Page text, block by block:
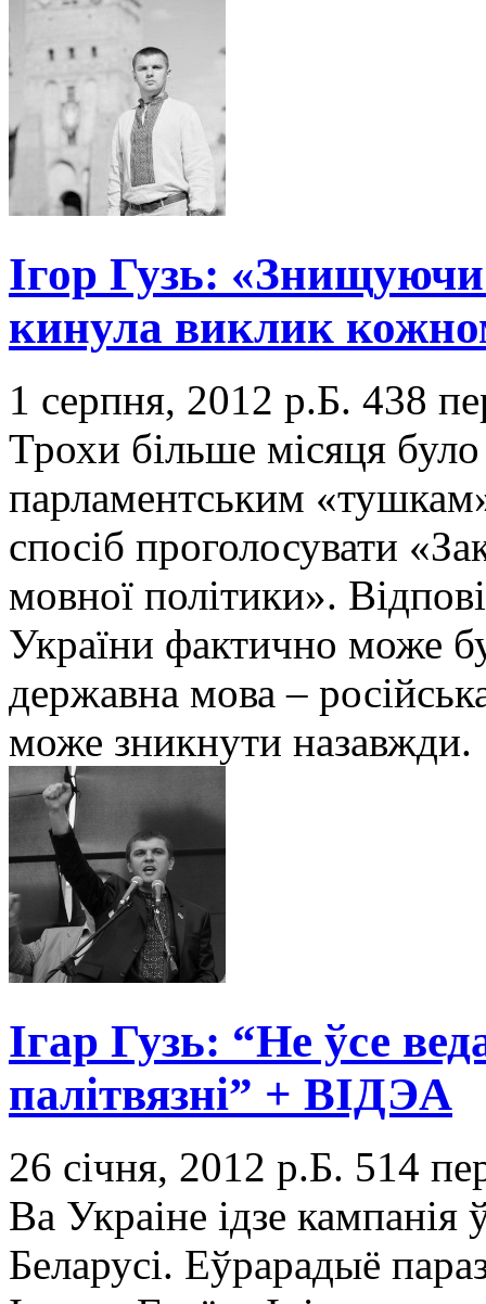
Ігор Гузь:
кинула виклик
1 серпня, 2012 р.Б. 438
Трохи більше місяця було
парламентським
спосіб проголосувати
мовної політики».
України фактично може
державна мова –
може зникнути назавжди.
Ігар Гузь: “Не ўсе
палітвязні” + ВІДЭА
26 січня, 2012 р.Б. 514
Ва Украіне ідзе кампанія
Беларусі. Еўрарадыё